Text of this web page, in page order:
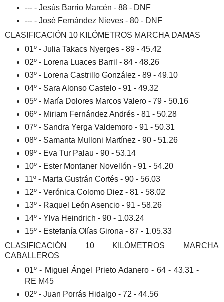
--- - Jesús Barrio Marcén - 88 - DNF
--- - José Fernández Nieves - 80 - DNF
CLASIFICACIÓN 10 KILÓMETROS MARCHA DAMAS
01º - Julia Takacs Nyerges - 89 - 45.42
02º - Lorena Luaces Barril - 84 - 48.26
03º - Lorena Castrillo González - 89 - 49.10
04º - Sara Alonso Castelo - 91 - 49.32
05º - María Dolores Marcos Valero - 79 - 50.16
06º - Miriam Fernández Andrés - 81 - 50.28
07º - Sandra Yerga Valdemoro - 91 - 50.31
08º - Samanta Mulloni Martínez - 90 - 51.26
09º - Eva Tur Palau - 90 - 53.14
10º - Ester Montaner Novellón - 91 - 54.20
11º - Marta Gustrán Cortés - 90 - 56.03
12º - Verónica Colomo Diez - 81 - 58.02
13º - Raquel León Asencio - 91 - 58.26
14º - Ylva Heindrich - 90 - 1.03.24
15º - Estefanía Olías Girona - 87 - 1.05.33
CLASIFICACIÓN 10 KILÓMETROS MARCHA
CABALLEROS
01º - Miguel Ángel Prieto Adanero - 64 - 43.31 -
RE M45
02º - Juan Porrás Hidalgo - 72 - 44.56